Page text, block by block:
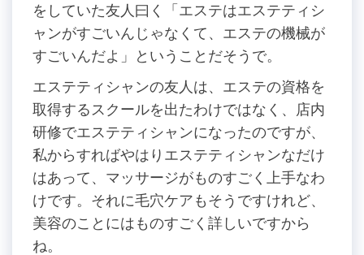
をしていた友人曰く「エステはエステティシ
ャンがすごいんじゃなくて、エステの機械が
すごいんだよ」ということだそうで。
エステティシャンの友人は、エステの資格を
取得するスクールを出たわけではなく、店内
研修でエステティシャンになったのですが、
私からすればやはりエステティシャンなだけ
はあって、マッサージがものすごく上手なわ
けです。それに毛穴ケアもそうですけれど、
美容のことにはものすごく詳しいですから
ね。